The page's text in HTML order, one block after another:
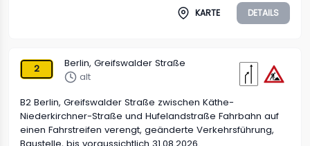
KARTE DETAILS
2
Berlin, Greifswalder Straße
alt
B2 Berlin, Greifswalder Straße zwischen Käthe-
Niederkirchner-Straße und Hufelandstraße Fahrbahn auf
einen Fahrstreifen verengt, geänderte Verkehrsführung,